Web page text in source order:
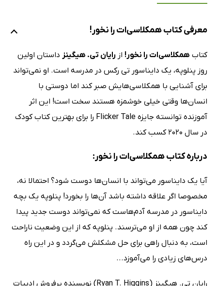
معرفی کتاب ھمکلاسی‌ات را نخور!
کتاب ھمکلاسی‌ات را نخور! از رایان تی. هیگینز داستان اولین
روز پنلوپه، یک دایناسور تی رکس در مدرسه است. او نمی‌تواند
برای آشنایی با همکلاسی‌هایش صبر کند اما دوستی با
انسان‌ها وقتی خیلی خوشمزه هستند سخت است! این اثر
آموزنده توانسته جایزه Flicker Tale را برای بهترین کتاب کودک
در سال 2020 کسب کند.
درباره کتاب ھمکلاسی‌ات را نخور:
آیا یک دایناسور می‌تواند با انسان‌ها دوست شود؟ احتمالا نه،
مخصوصا اگر علاقه داشته باشد آن‌ها را بخورد! پنلوپه یک بچه
دایناسور در مدرسه آدم‌هاست که نمی‌تواند دوست جدید پیدا
کند چون همه از او می‌ترسند. پنلوپه که از این وضعیت ناراحت
است، به دنبال راهی برای حل مشکلش می‌گردد و در این راه
درس‌های زیادی را می‌آموزد...
رایان تی. هیگینز (Ryan T. Higgins) نویسنده پرفروش ادبیات